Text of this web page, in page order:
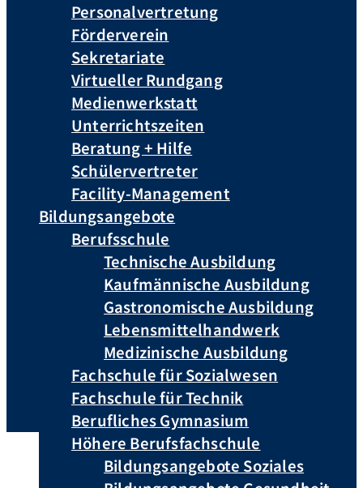
Personalvertretung
Förderverein
Sekretariate
Virtueller Rundgang
Medienwerkstatt
Unterrichtszeiten
Beratung + Hilfe
Schülervertreter
Facility-Management
Bildungsangebote
Berufsschule
Technische Ausbildung
Kaufmännische Ausbildung
Gastronomische Ausbildung
Lebensmittelhandwerk
Medizinische Ausbildung
Fachschule für Sozialwesen
Fachschule für Technik
Berufliches Gymnasium
Höhere Berufsfachschule
Bildungsangebote Soziales